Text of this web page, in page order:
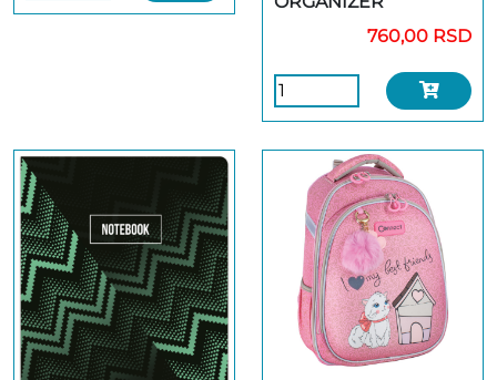
760,00 RSD